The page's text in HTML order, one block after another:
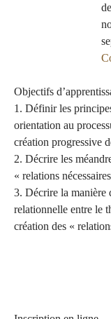
Objectifs
1. Définir les
orientation au
création progressive
2. Décrire les
« relations
3. Décrire la manière
relationnelle entre le
création des «